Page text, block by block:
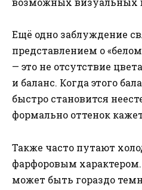
Ещё одно заблуждение
представлением о
— это не отсутствие
и баланс. Когда этого
быстро становится
формально оттенок
Также часто путают
фарфоровым
может быть гораздо